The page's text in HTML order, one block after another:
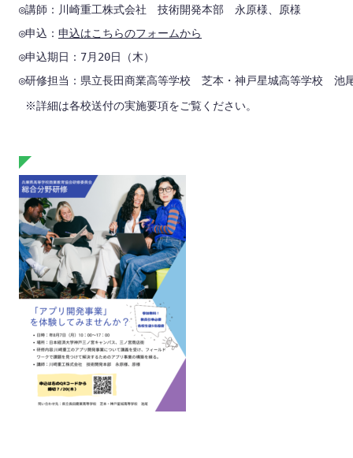
◎講師：川崎重工株式会社　技術開発本部　永原様、原様
◎申込： 申込はこちらのフォームから
◎申込期日：7月20日（木）
◎研修担当：県立長田商業高等学校　芝本・神戸星城高等学校　池
※詳細は各校送付の実施要項をご覧ください。